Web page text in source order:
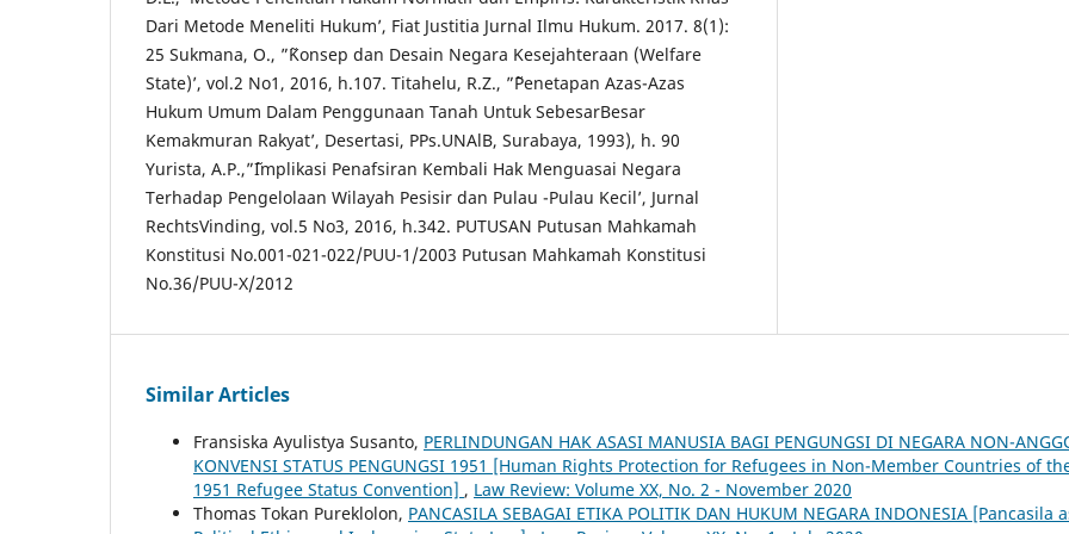
Dari Metode Meneliti Hukum’, Fiat Justitia Jurnal Ilmu Hukum. 2017. 8(1):
25 Sukmana, O., ”˜Konsep dan Desain Negara Kesejahteraan (Welfare
State)’, vol.2 No1, 2016, h.107. Titahelu, R.Z., ”˜Penetapan Azas-Azas
Hukum Umum Dalam Penggunaan Tanah Untuk SebesarBesar
Kemakmuran Rakyat’, Desertasi, PPs.UNAlB, Surabaya, 1993), h. 90
Yurista, A.P.,”˜Implikasi Penafsiran Kembali Hak Menguasai Negara
Terhadap Pengelolaan Wilayah Pesisir dan Pulau -Pulau Kecil’, Jurnal
RechtsVinding, vol.5 No3, 2016, h.342. PUTUSAN Putusan Mahkamah
Konstitusi No.001-021-022/PUU-1/2003 Putusan Mahkamah Konstitusi
No.36/PUU-X/2012
Similar Articles
Fransiska Ayulistya Susanto, PERLINDUNGAN HAK ASASI MANUSIA BAGI PENGUNGSI DI NEGARA NON-
KONVENSI STATUS PENGUNGSI 1951 [Human Rights Protection for Refugees in Non-Member Countries of
1951 Refugee Status Convention] , Law Review: Volume XX, No. 2 - November 2020
Thomas Tokan Pureklolon, PANCASILA SEBAGAI ETIKA POLITIK DAN HUKUM NEGARA INDONESIA [Pancasila